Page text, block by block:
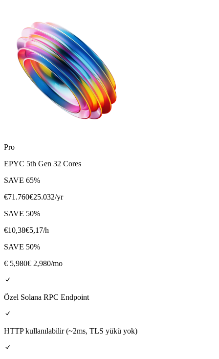
Pro
EPYC 5th Gen 32 Cores
SAVE 65%
€71.760€25.032/yr
SAVE 50%
€10,38€5,17/h
SAVE 50%
€ 5,980€ 2,980/mo
Özel Solana RPC Endpoint
HTTP kullanılabilir (~2ms, TLS yükü yok)